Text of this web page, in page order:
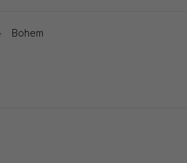
Bohem